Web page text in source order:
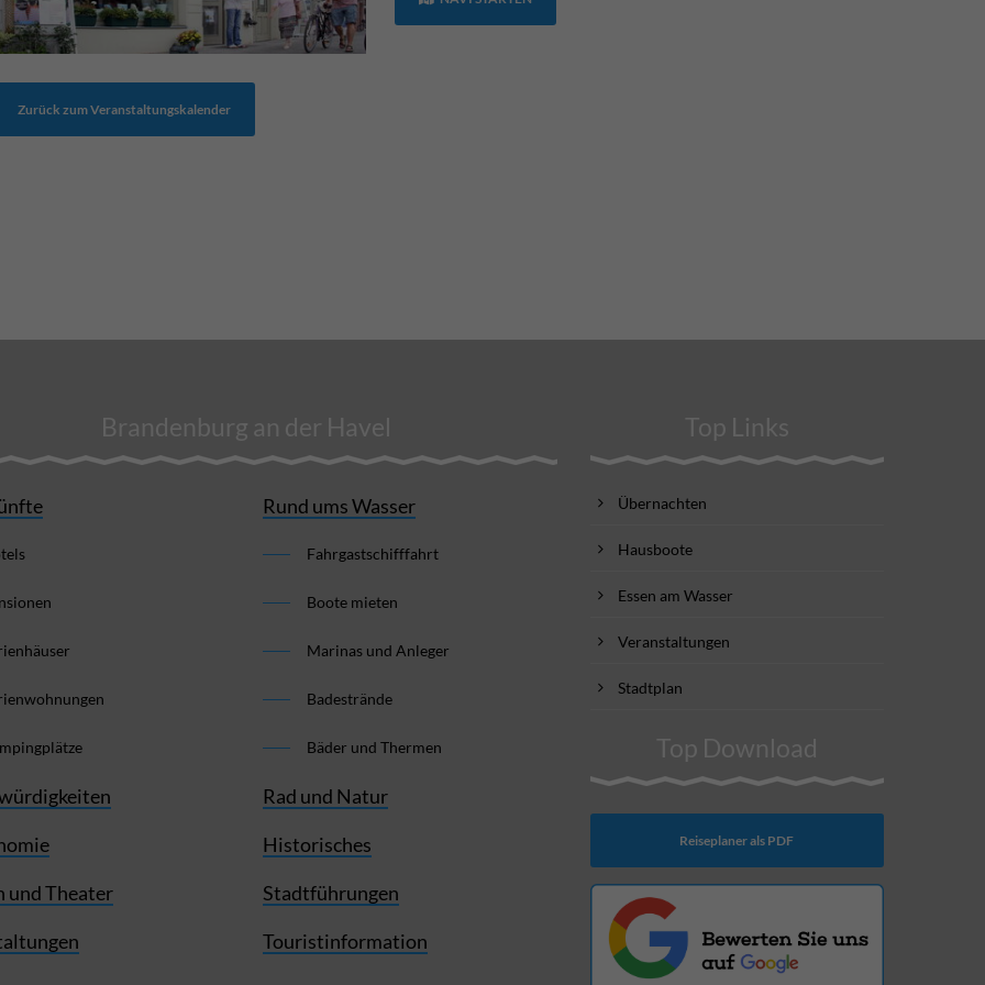
Zurück zum Veranstaltungskalender
Brandenburg an der Havel
und Theater
Rund ums Wasser
Fahrgastschifffahrt
Boote mieten
Marinas und Anleger
Badestrände
Bäder und Thermen
Rad und Natur
Historisches
Stadtführungen
Touristinformation
Top Links
Übernachten
Hausboote
Essen am Wasser
Veranstaltungen
Stadtplan
Top Download
Reiseplaner als PDF